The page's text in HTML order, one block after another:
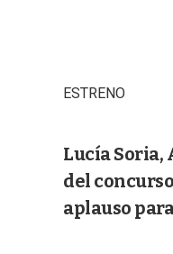
ESTRENO
Lucía Soria,
del
aplauso